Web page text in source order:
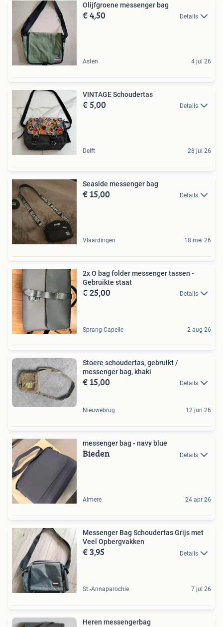
Olijfgroene messenger bag
€ 4,50 Details
Asten 4 jul 26
VINTAGE Schoudertas
€ 5,00 Details
Delft 28 jul 26
Seaside messenger bag
€ 15,00 Details
Vlaardingen 18 mei 26
2x O bag folder messenger tassen -
Gebruikte staat
€ 25,00 Details
Sprang-Capelle 2 aug 26
Stoere schoudertas, gebruikt /
messenger bag, khaki
€ 15,00 Details
Nieuwebrug 12 jun 26
messenger bag - navy blue
Bieden Details
Almere 24 apr 26
Messenger Bag Schoudertas Grijs met
Veel Opbergvakken
€ 3,95 Details
St.-Annaparochie 7 jul 26
Heren messengerbag